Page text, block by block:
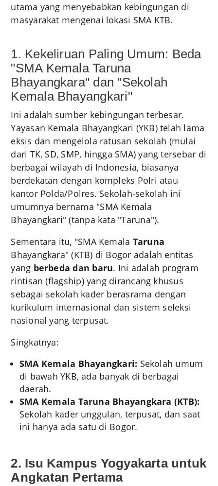
utama yang menyebabkan kebingungan di
masyarakat mengenai lokasi SMA KTB.
1. Kekeliruan Paling Umum: Beda
"SMA Kemala Taruna
Bhayangkara" dan "Sekolah
Kemala Bhayangkari"
Ini adalah sumber kebingungan terbesar.
Yayasan Kemala Bhayangkari (YKB) telah lama
eksis dan mengelola ratusan sekolah (mulai
dari TK, SD, SMP, hingga SMA) yang tersebar di
berbagai wilayah di Indonesia, biasanya
berdekatan dengan kompleks Polri atau
kantor Polda/Polres. Sekolah-sekolah ini
umumnya bernama "SMA Kemala
Bhayangkari" (tanpa kata "Taruna").
Sementara itu, "SMA Kemala Taruna
Bhayangkara" (KTB) di Bogor adalah entitas
yang berbeda dan baru. Ini adalah program
rintisan (flagship) yang dirancang khusus
sebagai sekolah kader berasrama dengan
kurikulum internasional dan sistem seleksi
nasional yang terpusat.
Singkatnya:
SMA Kemala Bhayangkari: Sekolah umum
di bawah YKB, ada banyak di berbagai
daerah.
SMA Kemala Taruna Bhayangkara (KTB):
Sekolah kader unggulan, terpusat, dan saat
ini hanya ada satu di Bogor.
2. Isu Kampus Yogyakarta untuk
Angkatan Pertama